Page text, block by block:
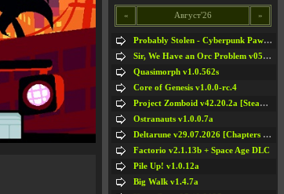
« Август'26 »
Probably Stolen - Cyberpunk Pawnshop Simulator v048c [Playtest]
Sir, We Have an Orc Problem v05.08.2026
Quasimorph v1.0.562s
Core of Genesis v1.0.0-rc.4
Project Zomboid v42.20.2a [Steam Early Access]
Ostranauts v1.0.0.7a
Deltarune v29.07.2026 [Chapters 1-5] / + RUS [Chapters 1-5]
Factorio v2.1.13b + Space Age DLC
Pile Up! v1.0.12a
Big Walk v1.4.7a